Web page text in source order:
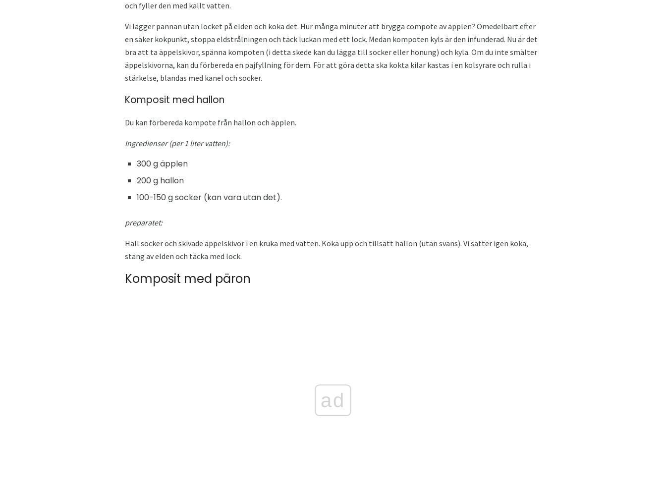
och fyller den med kallt vatten.
Vi lägger pannan utan locket på elden och koka det. Hur många minuter att brygga compote av äpplen? Omedelbart efter
en säker kokpunkt, stoppa eldstrålningen och täck luckan med ett lock. Medan kompoten kyls är den infunderad. Nu är det
bra att ta äppelskivor, spänna kompoten (i detta skede kan du lägga till socker eller honung) och kyla. Om du inte smälter
äppelskivorna, kan du förbereda en pajfyllning för dem. För att göra detta ska kokta kilar kastas i en kolsyrare och rulla i
stärkelse, blandas med kanel och socker.
Komposit med hallon
Du kan förbereda kompote från hallon och äpplen.
Ingredienser (per 1 liter vatten):
300 g äpplen
200 g hallon
100-150 g socker (kan vara utan det).
preparatet:
Häll socker och skivade äppelskivor i en kruka med vatten. Koka upp och tillsätt hallon (utan svans). Vi sätter igen koka,
stäng av elden och täcka med lock.
Komposit med päron
ad